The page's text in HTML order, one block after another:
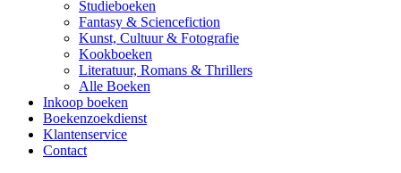
Studieboeken
Fantasy & Sciencefiction
Kunst, Cultuur & Fotografie
Kookboeken
Literatuur, Romans & Thrillers
Alle Boeken
Inkoop boeken
Boekenzoekdienst
Klantenservice
Contact